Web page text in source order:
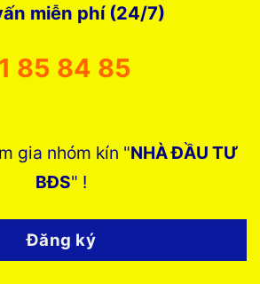
miễn phí (24/7)
85 84 85
gia nhóm kín "NHÀ ĐẦU TƯ
BĐS" !
Đăng ký